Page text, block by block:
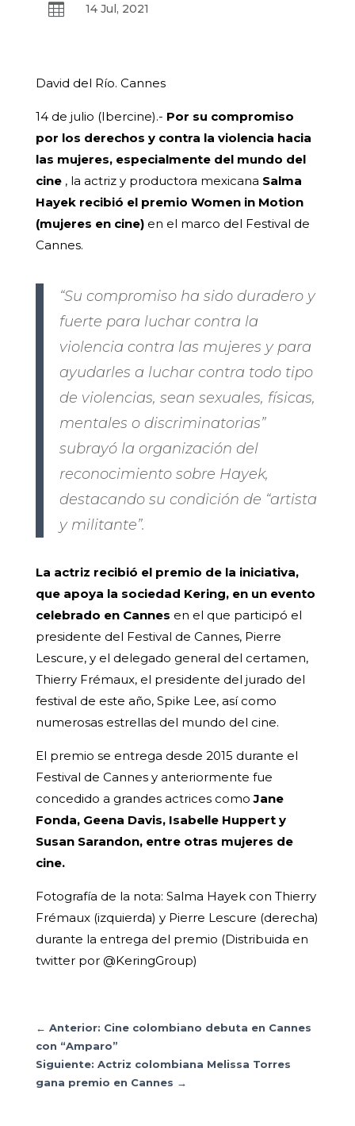
 14 Jul, 2021
David del Río. Cannes
14 de julio (Ibercine).- Por su compromiso
por los derechos y contra la violencia hacia
las mujeres, especialmente del mundo del
cine, la actriz y productora mexicana Salma
Hayek recibió el premio Women in Motion
(mujeres en cine)en el marco del Festival de
Cannes.
“Su compromiso ha sido duradero y
fuerte para luchar contra la
violencia contra las mujeres y para
ayudarles a luchar contra todo tipo
de violencias, sean sexuales, físicas,
mentales o discriminatorias”
subrayó la organización del
reconocimiento sobre Hayek,
destacando su condición de “artista
y militante”.
La actriz recibió el premio de la iniciativa,
que apoya la sociedad Kering, en un evento
celebrado en Cannes en el que participó el
presidente del Festival de Cannes, Pierre
Lescure, y el delegado general del certamen,
Thierry Frémaux, el presidente del jurado del
festival de este año, Spike Lee, así como
numerosas estrellas del mundo del cine.
El premio se entrega desde 2015 durante el
Festival de Cannes y anteriormente fue
concedido a grandes actrices comoJane
Fonda, Geena Davis, Isabelle Huppert y
Susan Sarandon, entre otras mujeres de
cine.
Fotografía de la nota: Salma Hayek con Thierry
Frémaux (izquierda) y Pierre Lescure (derecha)
durante la entrega del premio (Distribuida en
twitter por @KeringGroup)
← Anterior: Cine colombiano debuta en Cannes
con “Amparo”
Siguiente: Actriz colombiana Melissa Torres
gana premio en Cannes →